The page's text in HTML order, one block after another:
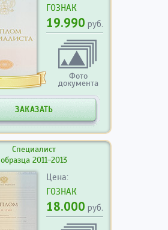
ГОЗНАК
19.990 руб.
Фото
документа
ЗАКАЗАТЬ
Специалист
образца 2011-2013
Цена:
ГОЗНАК
18.000 руб.